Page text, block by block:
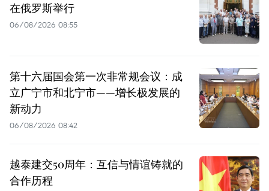
在俄罗斯举行
06/08/2026 08:55
第十六届国会第一次非常规会议：成
立广宁市和北宁市——增长极发展的
新动力
06/08/2026 08:42
越泰建交50周年：互信与情谊铸就的
合作历程